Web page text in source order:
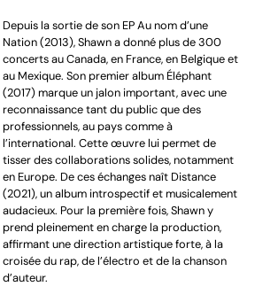
Depuis la sortie de son EP Au nom d’une
Nation (2013), Shawn a donné plus de 300
concerts au Canada, en France, en Belgique et
au Mexique. Son premier album Éléphant
(2017) marque un jalon important, avec une
reconnaissance tant du public que des
professionnels, au pays comme à
l’international. Cette œuvre lui permet de
tisser des collaborations solides, notamment
en Europe. De ces échanges naît Distance
(2021), un album introspectif et musicalement
audacieux. Pour la première fois, Shawn y
prend pleinement en charge la production,
affirmant une direction artistique forte, à la
croisée du rap, de l’électro et de la chanson
d’auteur.